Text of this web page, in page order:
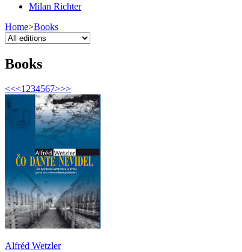
Milan Richter
Home>Books
Books
<<<1234567>>>
Alfréd Wetzler